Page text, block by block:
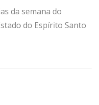
da semana do
do Espírito Santo